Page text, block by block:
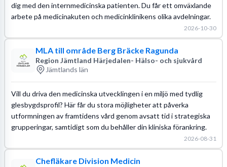
dig med den internmedicinska patienten. Du får ett omväxlande
arbete på medicinakuten och medicinklinikens olika avdelningar.
2026-10-30
MLA till område Berg Bräcke Ragunda
Region Jämtland Härjedalen- Hälso- och sjukvård
Jämtlands län
Vill du driva den medicinska utvecklingen i en miljö med tydlig
glesbygdsprofil? Här får du stora möjligheter att påverka
utformningen av framtidens vård genom avsatt tid i strategiska
grupperingar, samtidigt som du behåller din kliniska förankring.
2026-08-31
Chefläkare Division Medicin